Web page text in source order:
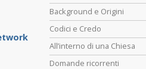
Background e Origini
Codici e Credo
All’interno di una Chiesa
Domande ricorrenti